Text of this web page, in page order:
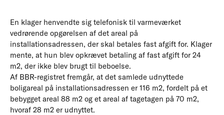
En klager henvendte sig telefonisk til varmeværket
vedrørende opgørelsen af det areal på
installationsadressen, der skal betales fast afgift for. Klager
mente, at hun blev opkrævet betaling af fast afgift for 24
m2, der ikke blev brugt til beboelse.
Af BBR-registret fremgår, at det samlede udnyttede
boligareal på installationsadressen er 116 m2, fordelt på et
bebygget areal 88 m2 og et areal af tagetagen på 70 m2,
hvoraf 28 m2 er udnyttet.